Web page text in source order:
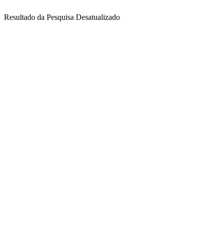
Resultado da Pesquisa Desatualizado